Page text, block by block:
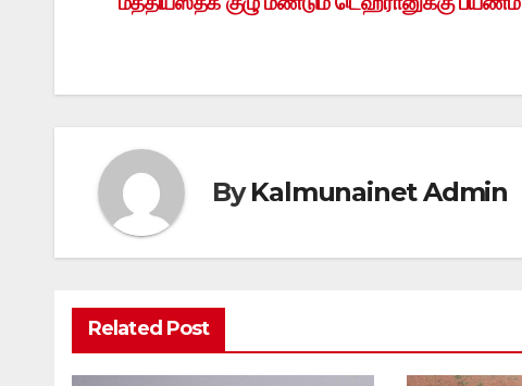
navigation
ByKalmunainet Admin
Related Post